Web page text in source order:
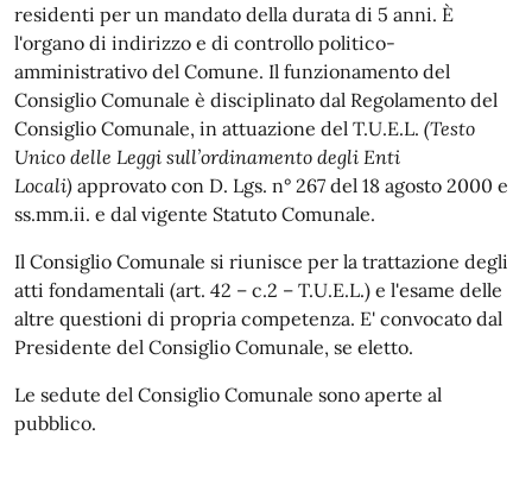
residenti per un mandato della durata di 5 anni. È
l'organo di indirizzo e di controllo politico-
amministrativo del Comune. Il funzionamento del
Consiglio Comunale è disciplinato dal Regolamento del
Consiglio Comunale, in attuazione del T.U.E.L. (Testo
Unico delle Leggi sull’ordinamento degli Enti
Locali) approvato con D. Lgs. n° 267 del 18 agosto 2000 e
ss.mm.ii. e dal vigente Statuto Comunale.
Il Consiglio Comunale si riunisce per la trattazione degli
atti fondamentali (art. 42 – c.2 – T.U.E.L.) e l'esame delle
altre questioni di propria competenza. E' convocato dal
Presidente del Consiglio Comunale, se eletto.
Le sedute del Consiglio Comunale sono aperte al
pubblico.